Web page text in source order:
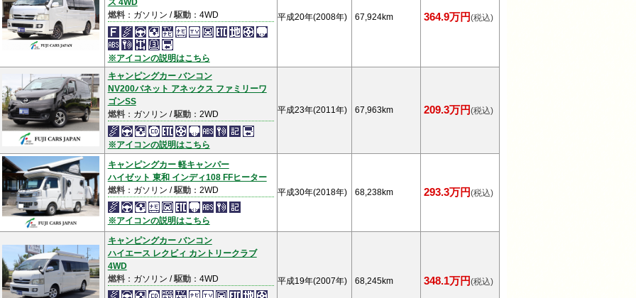
ス 4WD
燃料：ガソリン /駆動：4WD
※アイコンの説明はこちら
平成20年(2008年) 67,924km 364.9万円(税込)
キャンピングカー バンコン
NV200バネット アネックス ファミリーワ
ゴンSS
燃料：ガソリン /駆動：2WD
※アイコンの説明はこちら
平成23年(2011年) 67,963km 209.3万円(税込)
キャンピングカー 軽キャンパー
ハイゼット 東和 インディ108 FFヒーター
燃料：ガソリン /駆動：2WD
※アイコンの説明はこちら
平成30年(2018年) 68,238km 293.3万円(税込)
キャンピングカー バンコン
ハイエース レクビィ カントリークラブ
4WD
燃料：ガソリン /駆動：4WD 平成19年(2007年) 68,245km 348.1万円(税込)